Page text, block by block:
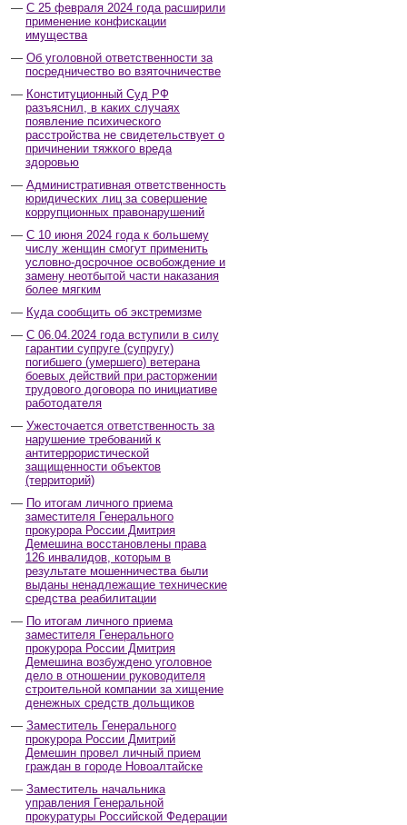
С 25 февраля 2024 года расширили
применение конфискации
имущества
Об уголовной ответственности за
посредничество во взяточничестве
Конституционный Суд РФ
разъяснил, в каких случаях
появление психического
расстройства не свидетельствует о
причинении тяжкого вреда
здоровью
Административная ответственность
юридических лиц за совершение
коррупционных правонарушений
С 10 июня 2024 года к большему
числу женщин смогут применить
условно-досрочное освобождение и
замену неотбытой части наказания
более мягким
Куда сообщить об экстремизме
С 06.04.2024 года вступили в силу
гарантии супруге (супругу)
погибшего (умершего) ветерана
боевых действий при расторжении
трудового договора по инициативе
работодателя
Ужесточается ответственность за
нарушение требований к
антитеррористической
защищенности объектов
(территорий)
По итогам личного приема
заместителя Генерального
прокурора России Дмитрия
Демешина восстановлены права
126 инвалидов, которым в
результате мошенничества были
выданы ненадлежащие технические
средства реабилитации
По итогам личного приема
заместителя Генерального
прокурора России Дмитрия
Демешина возбуждено уголовное
дело в отношении руководителя
строительной компании за хищение
денежных средств дольщиков
Заместитель Генерального
прокурора России Дмитрий
Демешин провел личный прием
граждан в городе Новоалтайске
Заместитель начальника
управления Генеральной
прокуратуры Российской Федерации